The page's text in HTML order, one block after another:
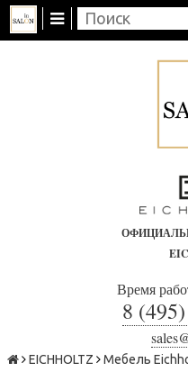
Время
8
EICHHOLTZ Мебель